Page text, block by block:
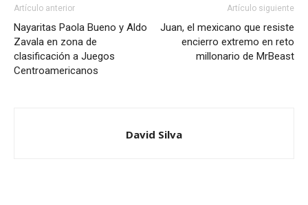
Artículo anterior
Nayaritas Paola Bueno y Aldo
Zavala en zona de
clasificación a Juegos
Centroamericanos
Artículo siguiente
Juan, el mexicano que resiste
encierro extremo en reto
millonario de MrBeast
David Silva